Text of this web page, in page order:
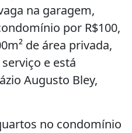
na garagem,
por R$100,
de área privada,
e está
Augusto Bley,
no condomínio